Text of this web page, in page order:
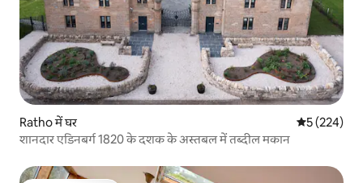
Ratho में घर औसत रेटिंग 5
5 (224)
शानदार एडिनबर्ग 1820 के दशक के अस्तबल में तब्दील मकान